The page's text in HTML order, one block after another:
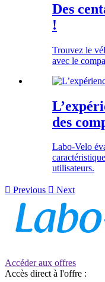
Des
!
Trouvez le
avec le
des
Labo-Velo
utilisateurs.
 Previous  Next
Accéder aux offres
Accès direct à l'offre :